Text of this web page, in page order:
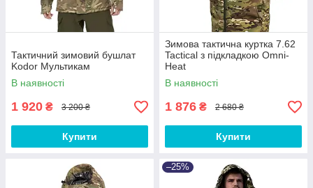
Тактичний зимовий бушлат
Kodor Мультикам
В наявності
1 920 ₴ 3 200 ₴
Купити
Зимова тактична куртка 7.62
Tactical з підкладкою Omni-
Heat
В наявності
1 876 ₴ 2 680 ₴
Купити
–25%